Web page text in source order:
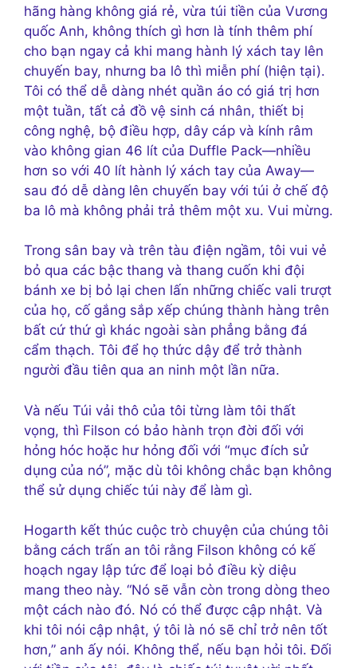
hãng hàng không giá rẻ, vừa túi tiền của Vương
quốc Anh, không thích gì hơn là tính thêm phí
cho bạn ngay cả khi mang hành lý xách tay lên
chuyến bay, nhưng ba lô thì miễn phí (hiện tại).
Tôi có thể dễ dàng nhét quần áo có giá trị hơn
một tuần, tất cả đồ vệ sinh cá nhân, thiết bị
công nghệ, bộ điều hợp, dây cáp và kính râm
vào không gian 46 lít của Duffle Pack—nhiều
hơn so với 40 lít hành lý xách tay của Away—
sau đó dễ dàng lên chuyến bay với túi ở chế độ
ba lô mà không phải trả thêm một xu. Vui mừng.
Trong sân bay và trên tàu điện ngầm, tôi vui vẻ
bỏ qua các bậc thang và thang cuốn khi đội
bánh xe bị bỏ lại chen lấn những chiếc vali trượt
của họ, cố gắng sắp xếp chúng thành hàng trên
bất cứ thứ gì khác ngoài sàn phẳng bằng đá
cẩm thạch. Tôi để họ thức dậy để trở thành
người đầu tiên qua an ninh một lần nữa.
Và nếu Túi vải thô của tôi từng làm tôi thất
vọng, thì Filson có bảo hành trọn đời đối với
hỏng hóc hoặc hư hỏng đối với “mục đích sử
dụng của nó”, mặc dù tôi không chắc bạn không
thể sử dụng chiếc túi này để làm gì.
Hogarth kết thúc cuộc trò chuyện của chúng tôi
bằng cách trấn an tôi rằng Filson không có kế
hoạch ngay lập tức để loại bỏ điều kỳ diệu
mang theo này. “Nó sẽ vẫn còn trong dòng theo
một cách nào đó. Nó có thể được cập nhật. Và
khi tôi nói cập nhật, ý tôi là nó sẽ chỉ trở nên tốt
hơn,” anh ấy nói. Không thể, nếu bạn hỏi tôi. Đối